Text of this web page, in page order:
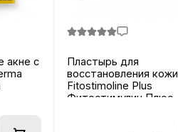
акне с
Пластырь для
восстановления кожи
Fitostimoline Plus
Фитостимулин Плюс